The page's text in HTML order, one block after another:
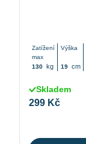
Zatížení
max
130 kg
Výška
19 cm
Skladem
299 Kč